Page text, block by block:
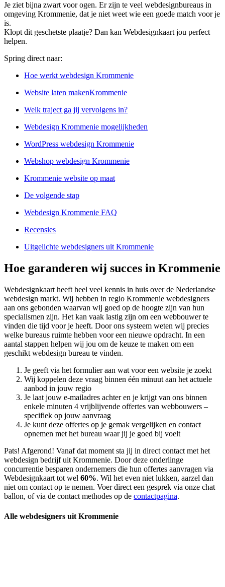
Je ziet bijna zwart voor ogen. Er zijn te veel webdesignbureaus in
omgeving Krommenie, dat je niet weet wie een goede match voor je
is.
Klopt dit geschetste plaatje? Dan kan Webdesignkaart jou perfect
helpen.
Spring direct naar:
Hoe werkt webdesign Krommenie
Website laten makenKrommenie
Welk traject ga jij vervolgens in?
Webdesign Krommenie mogelijkheden
WordPress webdesign Krommenie
Webshop webdesign Krommenie
Krommenie website op maat
De volgende stap
Webdesign Krommenie FAQ
Recensies
Uitgelichte webdesigners uit Krommenie
Hoe garanderen wij succes in Krommenie
Webdesignkaart heeft heel veel kennis in huis over de Nederlandse
webdesign markt. Wij hebben in regio Krommenie webdesigners
aan ons gebonden waarvan wij goed op de hoogte zijn van hun
specialismen zijn. Het kan vaak lastig zijn om een webbouwer te
vinden die tijd voor je heeft. Door ons systeem weten wij precies
welke bureaus ruimte hebben voor een nieuwe opdracht. In een
aantal stappen helpen wij jou om de keuze te maken om een
geschikt webdesign bureau te vinden.
Je geeft via het formulier aan wat voor een website je zoekt
Wij koppelen deze vraag binnen één minuut aan het actuele
aanbod in jouw regio
Je laat jouw e-mailadres achter en je krijgt van ons binnen
enkele minuten 4 vrijblijvende offertes van webbouwers –
specifiek op jouw aanvraag
Je kunt deze offertes op je gemak vergelijken en contact
opnemen met het bureau waar jij je goed bij voelt
Pats! Afgerond! Vanaf dat moment sta jij in direct contact met het
webdesign bedrijf uit Krommenie. Door deze onderlinge
concurrentie besparen ondernemers die hun offertes aanvragen via
Webdesignkaart tot wel 60%. Wil het even niet lukken, aarzel dan
niet om contact op te nemen. Voer direct een gesprek via onze chat
ballon, of via de contact methodes op de contactpagina.
Alle webdesigners uit Krommenie